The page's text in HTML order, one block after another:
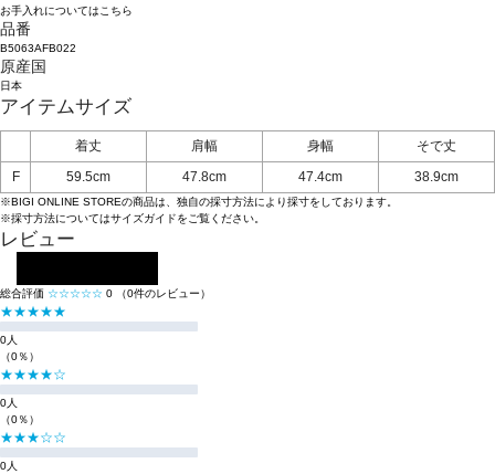
お手入れについてはこちら
品番
B5063AFB022
原産国
日本
アイテムサイズ
着丈 肩幅 身幅
そで丈
F
59.5cm 47.8cm 47.4cm 38.9cm
※BIGI ONLINE STOREの商品は、独自の採寸方法により採寸をしております。
※採寸方法についてはサイズガイドをご覧ください。
レビュー
総合評価 ☆☆☆☆☆ 0 （0件のレビュー）
★★★★★
0人
（0％）
★★★★☆
0人
（0％）
★★★☆☆
0人